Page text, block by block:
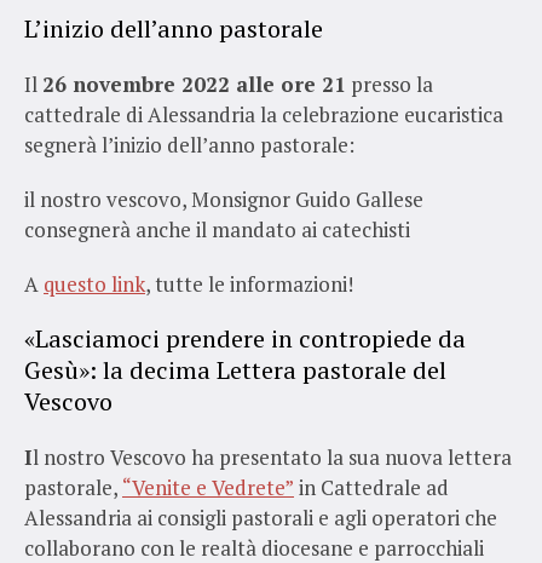
L’inizio dell’anno pastorale
Il 26 novembre 2022 alle ore 21 presso la
cattedrale di Alessandria la celebrazione eucaristica
segnerà l’inizio dell’anno pastorale:
il nostro vescovo, Monsignor Guido Gallese
consegnerà anche il mandato ai catechisti
A questo link, tutte le informazioni!
«Lasciamoci prendere in contropiede da
Gesù»: la decima Lettera pastorale del
Vescovo
Il nostro Vescovo ha presentato la sua nuova lettera
pastorale, “Venite e Vedrete” in Cattedrale ad
Alessandria ai consigli pastorali e agli operatori che
collaborano con le realtà diocesane e parrocchiali